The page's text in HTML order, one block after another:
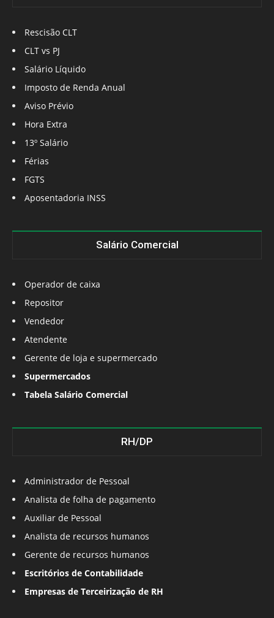
Rescisão CLT
CLT vs PJ
Salário Líquido
Imposto de Renda Anual
Aviso Prévio
Hora Extra
13º Salário
Férias
FGTS
Aposentadoria INSS
Salário Comercial
Operador de caixa
Repositor
Vendedor
Atendente
Gerente de loja e supermercado
Supermercados
Tabela Salário Comercial
RH/DP
Administrador de Pessoal
Analista de folha de pagamento
Auxiliar de Pessoal
Analista de recursos humanos
Gerente de recursos humanos
Escritórios de Contabilidade
Empresas de Terceirização de RH